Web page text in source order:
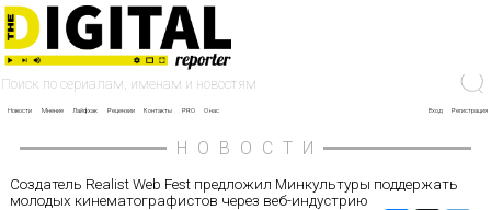
Новости Мнение Лайфхак Рецензии Контакты PRO О нас Вход Регистрация
НОВОСТИ
Создатель Realist Web Fest предложил Минкультуры поддержать
молодых кинематографистов через веб-индустрию